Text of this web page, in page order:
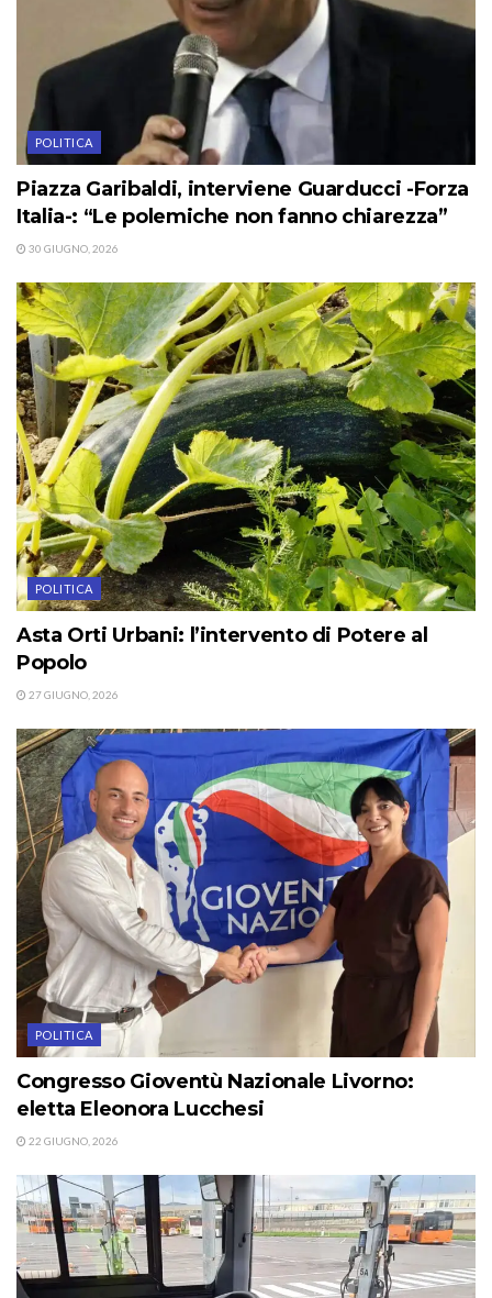
POLITICA
Piazza Garibaldi, interviene Guarducci -Forza
Italia-: “Le polemiche non fanno chiarezza”
30 GIUGNO, 2026
POLITICA
Asta Orti Urbani: l’intervento di Potere al
Popolo
27 GIUGNO, 2026
POLITICA
Congresso Gioventù Nazionale Livorno:
eletta Eleonora Lucchesi
22 GIUGNO, 2026